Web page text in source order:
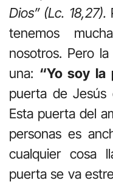
Dios” (Lc. 18,27).
tenemos
nosotros. Pero
una: “Yo soy la
puerta de Jesús
Esta puerta del
personas es
cualquier cosa
puerta se va